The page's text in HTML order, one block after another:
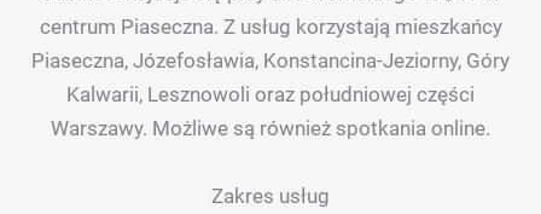
centrum Piaseczna. Z usług korzystają mieszkańcy
Piaseczna, Józefosławia, Konstancina-Jeziorny, Góry
Kalwarii, Lesznowoli oraz południowej części
Warszawy. Możliwe są również spotkania online.
Zakres usług